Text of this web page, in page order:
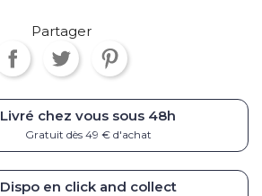
Partager
Livré chez vous sous 48h
Gratuit dès 49 € d'achat
Dispo en click and collect